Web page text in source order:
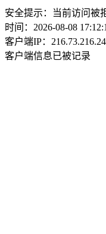
安全提示：当前访问被
时间：2026-08-08
客户端IP：
客户端信息已被记录